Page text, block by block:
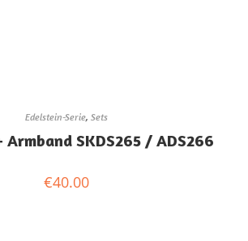
Edelstein-Serie, Sets
SKDS265 / ADS266
€40.00